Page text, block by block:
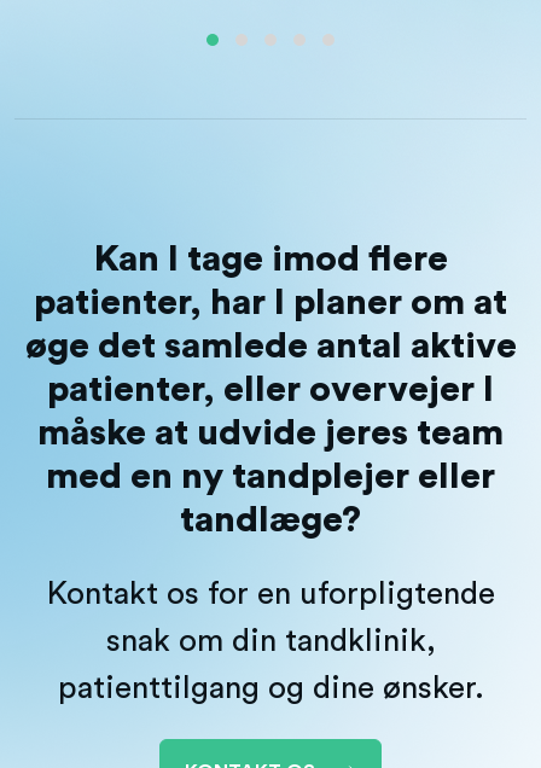
Kan I tage imod flere
patienter, har I planer om at
øge det samlede antal aktive
patienter, eller overvejer I
måske at udvide jeres team
med en ny tandplejer eller
tandlæge?
Kontakt os for en uforpligtende
snak om din tandklinik,
patienttilgang og dine ønsker.